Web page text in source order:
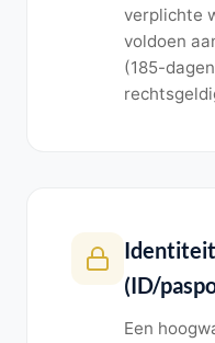
verplichte
voldoen
(185-
(ID/
Een